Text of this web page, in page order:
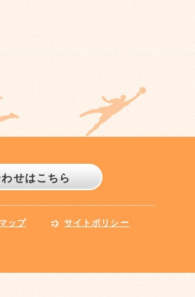
せはこちら
ップ サイトポリシー